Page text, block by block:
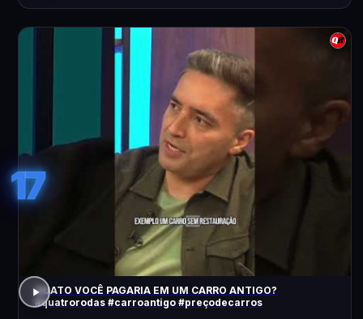
17
QUATO VOCÊ PAGARIA EM UM CARRO ANTIGO?
#quatrorodas #carroantigo #preçodecarros